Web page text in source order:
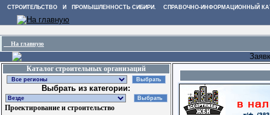
СТРОИТЕЛЬСТВО И ПРОМЫШЛЕННОСТЬ СИБИРИ. СПРАВОЧНО-ИНФОРМАЦИОННЫЙ
На главную
Каталог строительных организаций
Выбрать из категории:
Проектирование и строительство